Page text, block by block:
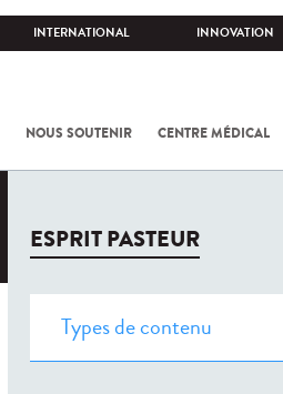
INTERNATIONAL INNOVATION
NOUS SOUTENIR CENTRE MÉDICAL
ESPRIT PASTEUR